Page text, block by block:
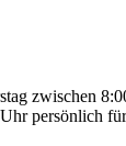
zwischen
persönlich für